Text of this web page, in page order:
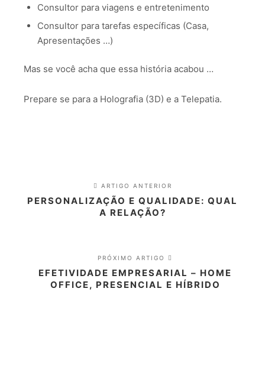
Consultor para viagens e entretenimento
Consultor para tarefas específicas (Casa,
Apresentações …)
Mas se você acha que essa história acabou …
Prepare se para a Holografia (3D) e a Telepatia.
ARTIGO ANTERIOR
PERSONALIZAÇÃO E QUALIDADE: QUAL
A RELAÇÃO?
PRÓXIMO ARTIGO
EFETIVIDADE EMPRESARIAL – HOME
OFFICE, PRESENCIAL E HÍBRIDO